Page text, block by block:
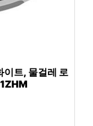
트, 물걸레 로